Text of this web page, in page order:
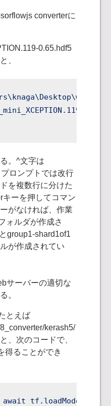
converterに
0.65.hdf5
、
。^文字は
ロンプトでは改行
を複数行に分けた
キーを押してコマン
がなければ、作業
ォルダが作成さ
group1-shard1of1
が作成されてい
サーバーの適切な
。
とえば
kerash5/
、次のコードで、
得ることができ
await